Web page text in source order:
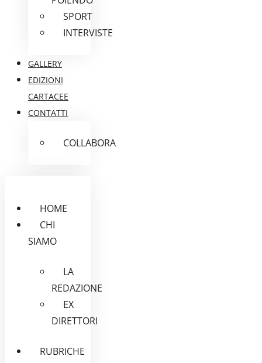
SPORT
INTERVISTE
GALLERY
EDIZIONI
CARTACEE
CONTATTI
COLLABORA
HOME
CHI
SIAMO
LA
REDAZIONE
EX
DIRETTORI
RUBRICHE